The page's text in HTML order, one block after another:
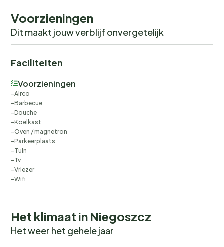
(waterfietsen, kajaks, roeiboten). Er zijn hier ook
visplekken. Dit is misschien geen bijzonder aantrekkelijk
gebied voor zwemliefhebbers, maar het is een ideale
verhuur en school) en om te vissen.
Voorzieningen
Dit maakt jouw verblijf onvergetelijk
Faciliteiten
Voorzieningen
Airco
Barbecue
Douche
Koelkast
Oven / magnetron
Parkeerplaats
Tuin
Tv
Vriezer
Wifi
Het klimaat in Niegoszcz
Het weer het gehele jaar